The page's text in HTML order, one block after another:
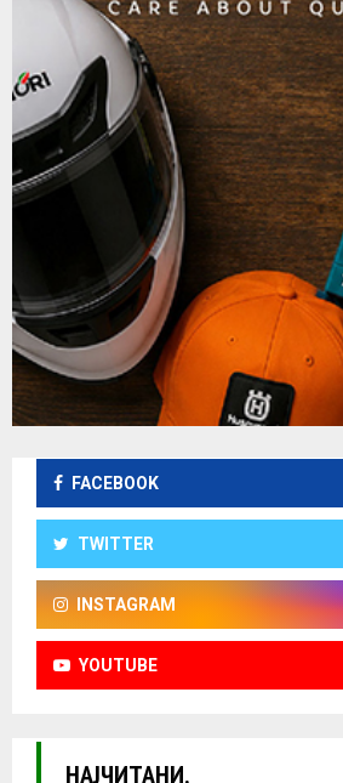
FACEBOOK
TWITTER
INSTAGRAM
YOUTUBE
НАЈЧИТАНИ.